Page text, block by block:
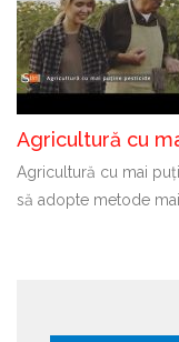
Agricultură cu
Agricultură cu mai
să adopte metode